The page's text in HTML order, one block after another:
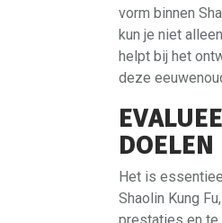
vorm binnen
kun je niet
helpt bij het
deze
Het is
Shaolin Kung